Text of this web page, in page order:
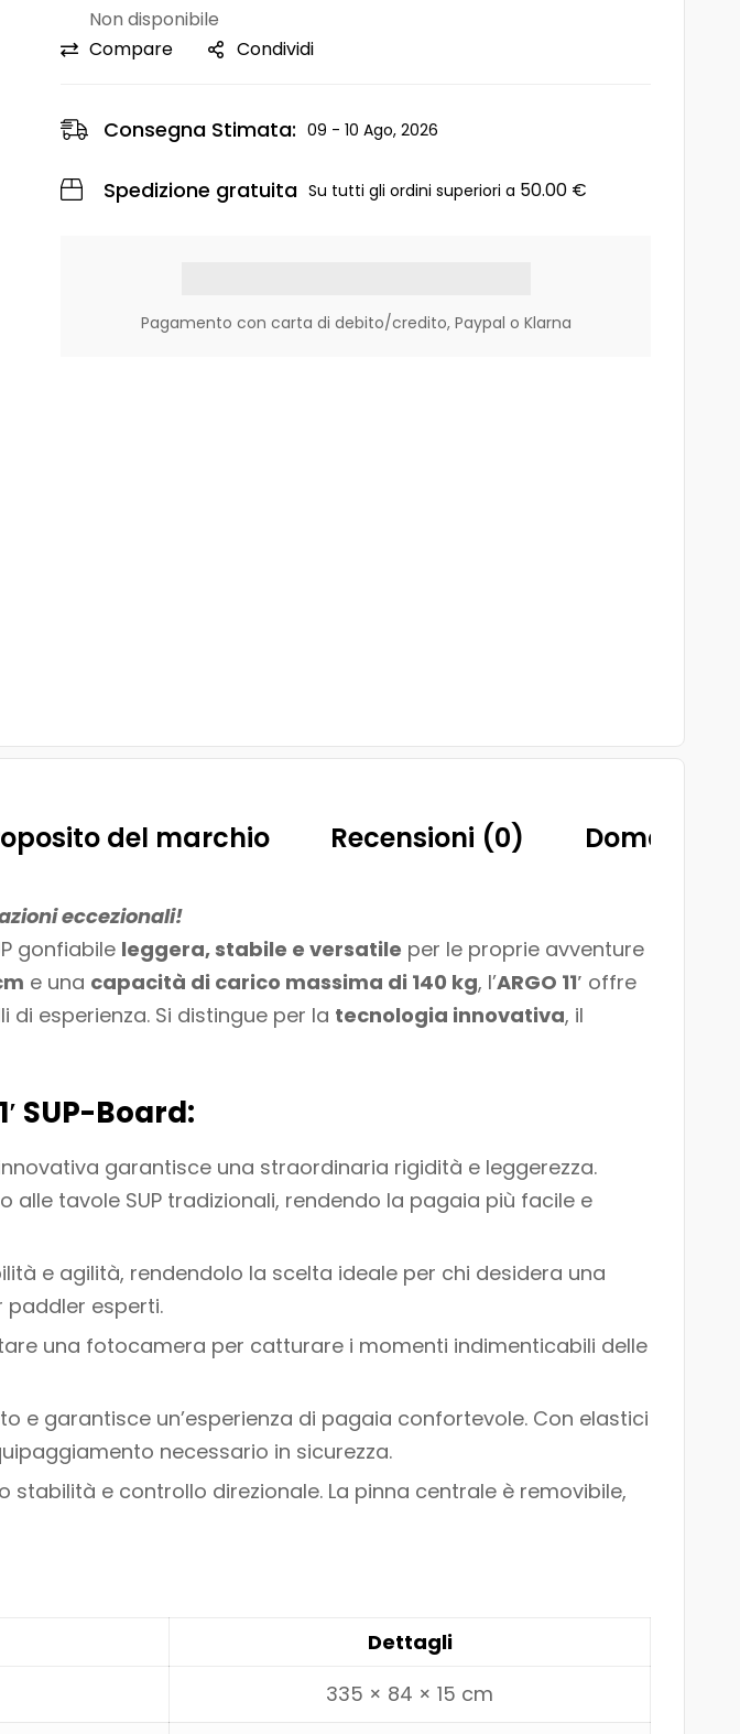
Non disponibile
Compare
Condividi
Consegna Stimata: 09 - 10 Ago, 2026
Spedizione gratuita Su tutti gli ordini superiori a 50.00 €
Pagamento con carta di debito/credito, Paypal o Klarna
del marchio Recensioni (0) Domande
eccezionali!
gonfiabile leggera, stabile e versatile per le proprie avventure
e una capacità di carico massima di 140 kg, l’ARGO 11′ offre
di esperienza. Si distingue per la tecnologia innovativa, il
SUP-Board:
garantisce una straordinaria rigidità e leggerezza.
alle tavole SUP tradizionali, rendendo la pagaia più facile e
e agilità, rendendolo la scelta ideale per chi desidera una
paddler esperti.
una fotocamera per catturare i momenti indimenticabili delle
e garantisce un’esperienza di pagaia confortevole. Con elastici
necessario in sicurezza.
stabilità e controllo direzionale. La pinna centrale è removibile,
Dettagli
335 × 84 × 15 cm